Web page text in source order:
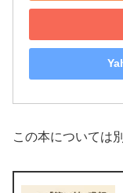
この本については